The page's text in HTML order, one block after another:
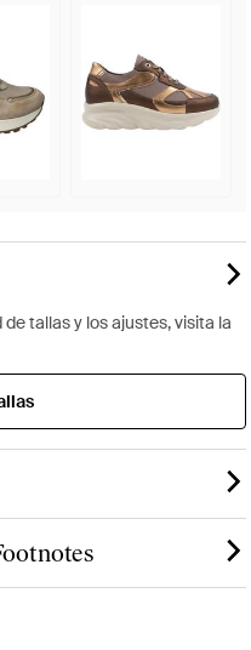
tallas y los ajustes, visita la